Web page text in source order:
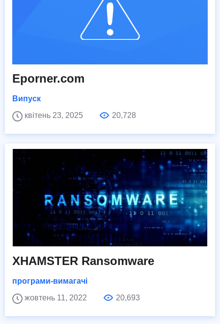
Eporner.com
Випуск
квітень 23, 2025
20,728
XHAMSTER Ransomware
програми-вимагачі
жовтень 11, 2022
20,693